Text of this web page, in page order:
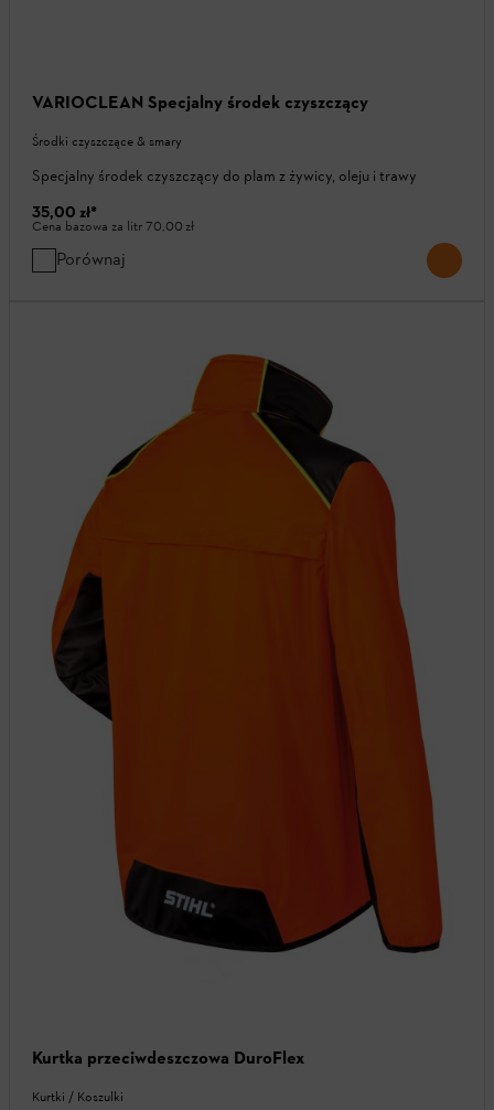
VARIOCLEAN Specjalny środek czyszczący
Środki czyszczące & smary
Specjalny środek czyszczący do plam z żywicy, oleju i trawy
35,00 zł*
Cena bazowa za litr70,00 zł
Porównaj
Kurtka przeciwdeszczowa DuroFlex
Kurtki / Koszulki